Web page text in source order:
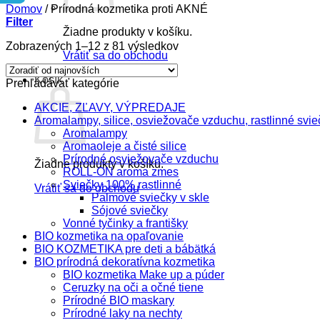
Žiadne produkty v košíku.
Vrátiť sa do obchodu
Košík
Žiadne produkty v košíku.
Vrátiť sa do obchodu
Domov /Prírodná kozmetika proti AKNÉ
Filter
Zobrazených 1–12 z 81 výsledkovZoradené
Prehľadávať kategórie
AKCIE, ZĽAVY, VÝPREDAJE
Aromalampy, silice, osviežovače vzduchu, rastlinné
Aromalampy
Aromaoleje a čisté silice
Prírodné osviežovače vzduchu
ROLL-ON aroma zmes
Sviečky 100% rastlinné
Palmové sviečky v skle
Sójové sviečky
Vonné tyčinky a františky
BIO kozmetika na opaľovanie
BIO KOZMETIKA pre deti a bábätká
BIO prírodná dekoratívna kozmetika
BIO kozmetika Make up a púder
Ceruzky na oči a očné tiene
Prírodné BIO maskary
Prírodné laky na nechty